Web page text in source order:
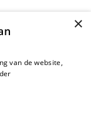
×
van de website,